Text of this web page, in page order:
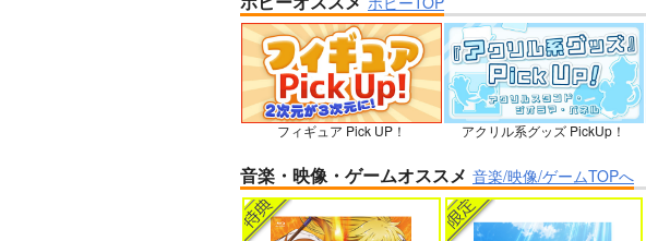
＃ラブコメ好きとこっそり繋がり
たい
エロゲの鬱エンドからヒロイン達
を救済したら 2
孤独だった国民的美少女の妹を一
晩泊めたら懐かれた
人狼機ウィンヴルガ ー叛逆篇ー 5
フィギュア Pick UP！ アクリル系グッズ PickUp！
音楽・映像・ゲームオススメ 音楽/映像/ゲームTOPへ